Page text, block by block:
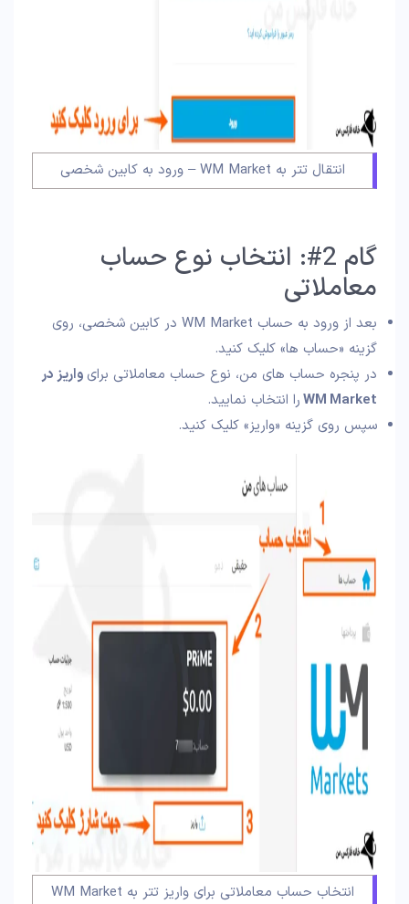
انتقال تتر به WM Market – ورود به کابین شخصی
گام 2#: انتخاب نوع حساب
معاملاتی
بعد از ورود به حساب WM Market در کابین شخصی، روی
گزینه «حساب ها» کلیک کنید.
در پنجره حساب های من، نوع حساب معاملاتی برای واریز در
WM Marketرا انتخاب نمایید.
سپس روی گزینه «واریز» کلیک کنید.
انتخاب حساب معاملاتی برای واریز تتر به WM Market